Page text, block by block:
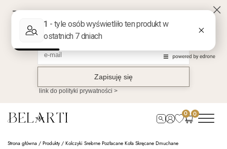
0 0
Strona główna / Produkty/ Kolczyki Srebrne Pozłacane Koła Skręcane Dmuchane